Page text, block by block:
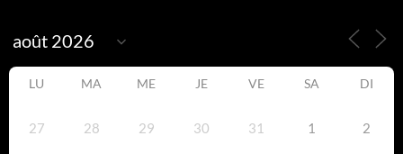
LU MA ME JE VE SA DI
27 28 29 30 31 1 2